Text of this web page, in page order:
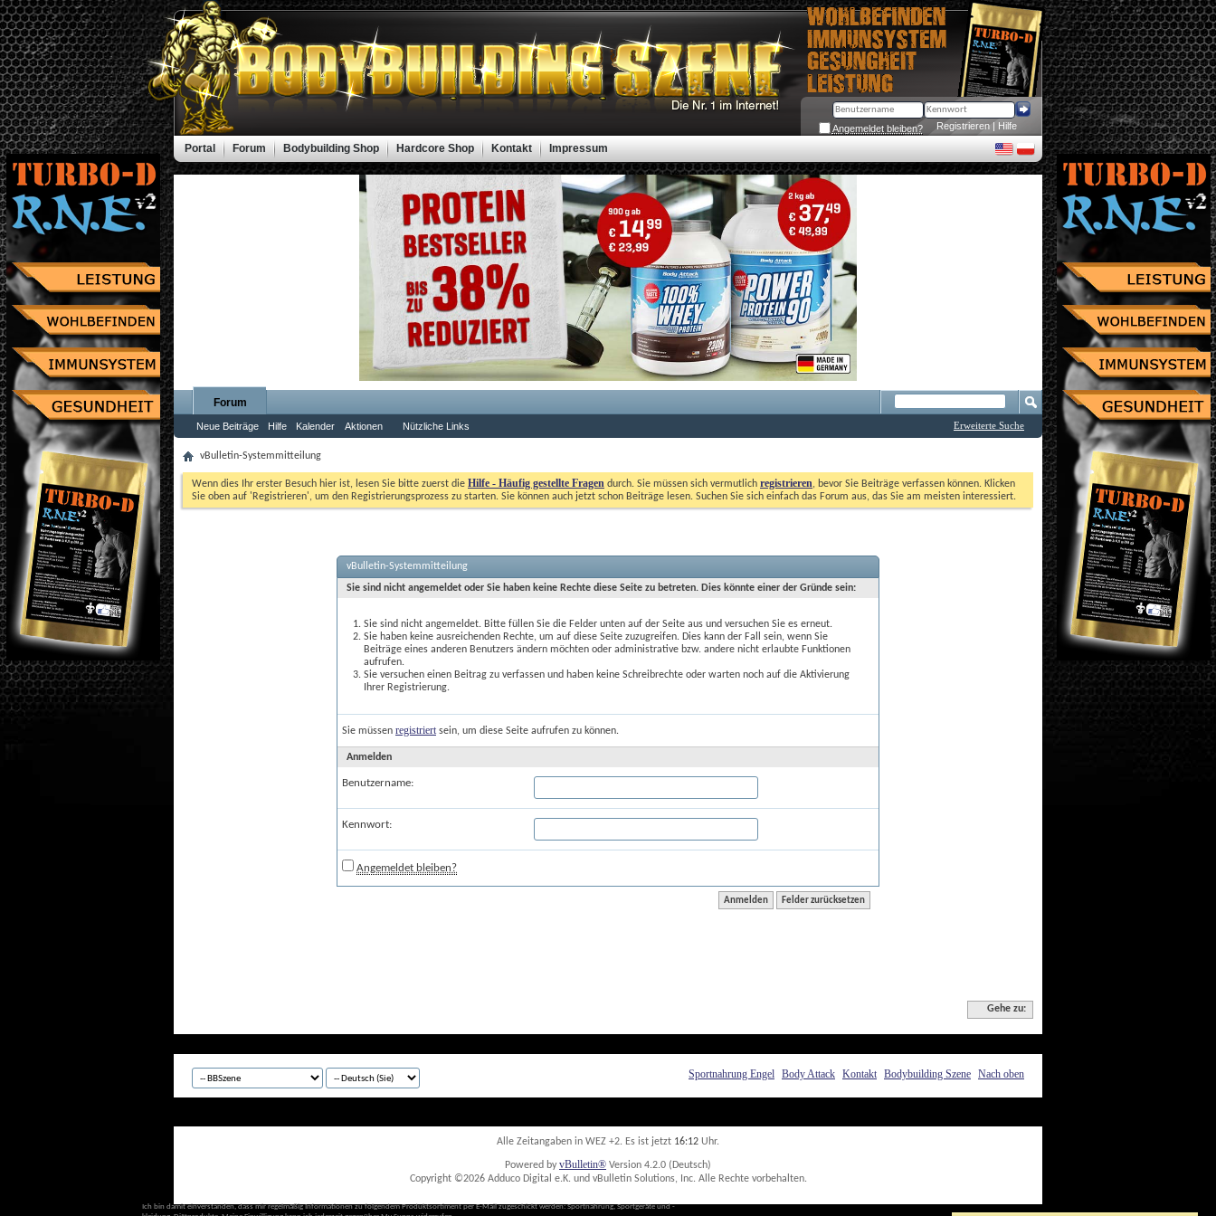
Angemeldet bleiben? Registrieren | Hilfe
Portal Forum Bodybuilding Shop Hardcore Shop Kontakt Impressum
Forum
Neue Beiträge Hilfe Kalender Aktionen Nützliche Links Erweiterte Suche
vBulletin-Systemmitteilung
Wenn dies Ihr erster Besuch hier ist, lesen Sie bitte zuerst die Hilfe - Häufig gestellte Fragen durch. Sie müssen sich vermutlich registrieren, bevor Sie Beiträge verfassen können. Klicken
Sie oben auf 'Registrieren', um den Registrierungsprozess zu starten. Sie können auch jetzt schon Beiträge lesen. Suchen Sie sich einfach das Forum aus, das Sie am meisten interessiert.
vBulletin-Systemmitteilung
Sie sind nicht angemeldet oder Sie haben keine Rechte diese Seite zu betreten. Dies könnte einer der Gründe sein:
Sie sind nicht angemeldet. Bitte füllen Sie die Felder unten auf der Seite aus und versuchen Sie es erneut.
Sie haben keine ausreichenden Rechte, um auf diese Seite zuzugreifen. Dies kann der Fall sein, wenn Sie
Beiträge eines anderen Benutzers ändern möchten oder administrative bzw. andere nicht erlaubte Funktionen
aufrufen.
Sie versuchen einen Beitrag zu verfassen und haben keine Schreibrechte oder warten noch auf die Aktivierung
Ihrer Registrierung.
Sie müssen registriert sein, um diese Seite aufrufen zu können.
Anmelden
Benutzername:
Kennwort:
Angemeldet bleiben?
Gehe zu:
Sportnahrung Engel Body Attack Kontakt Bodybuilding Szene Nach oben
Alle Zeitangaben in WEZ +2. Es ist jetzt 16:12 Uhr.
Powered byvBulletin® Version 4.2.0 (Deutsch)
Copyright ©2026 Adduco Digital e.K. und vBulletin Solutions, Inc. Alle Rechte vorbehalten.
Ich bin damit einverstanden, dass mir regelmäßig Informationen zu folgendem Produktsortiment per E-Mail zugeschickt werden: Sportnahrung, Sportgeräte und -